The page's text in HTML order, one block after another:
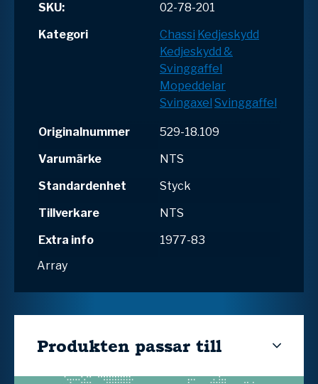
SKU:
02-78-201
Kategori
Chassi Kedjeskydd
Kedjeskydd &
Svinggaffel
Mopeddelar
Svingaxel Svinggaffel
Originalnummer
529-18.109
Varumärke
NTS
Standardenhet
Styck
Tillverkare
NTS
Extra info
1977-83
Array
Produkten passar till